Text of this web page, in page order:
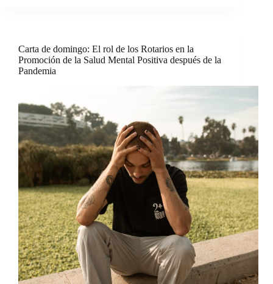
Carta de domingo: El rol de los Rotarios en la
Promoción de la Salud Mental Positiva después de la
Pandemia